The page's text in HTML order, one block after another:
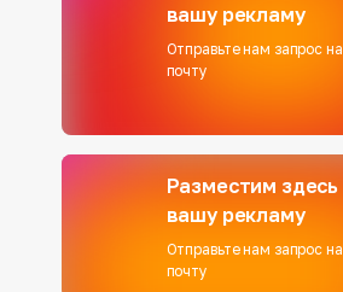
вашу рекламу
Отправьте нам запрос на
почту
Разместим здесь
вашу рекламу
Отправьте нам запрос на
почту